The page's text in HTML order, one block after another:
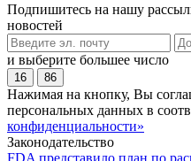
Подпишитесь на нашу
новостей
и выберите большее число
16 86
Нажимая на кнопку, Вы
персональных данных в
конфиденциальности»
Законодательство
FDA представило план по